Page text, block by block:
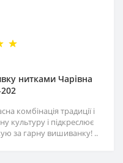
нитками Чарівна
комбінація традиції і
культуру і підкреслює
за гарну вишиванку! ..